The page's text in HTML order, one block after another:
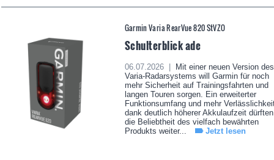
Garmin Varia RearVue 820 StVZO
Schulterblick ade
06.07.2026 |
Mit einer neuen Version des
Varia-Radarsystems will Garmin für noch
mehr Sicherheit auf Trainingsfahrten und
langen Touren sorgen. Ein erweiterter
Funktionsumfang und mehr
dank deutlich höherer Akkulaufzeit dürften
die Beliebtheit des vielfach bewährten
Produkts weiter...
Jetzt lesen